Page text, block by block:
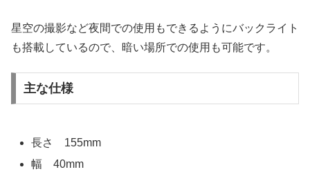
星空の撮影など夜間での使用もできるようにバックライト
も搭載しているので、暗い場所での使用も可能です。
主な仕様
長さ 155mm
幅 40mm